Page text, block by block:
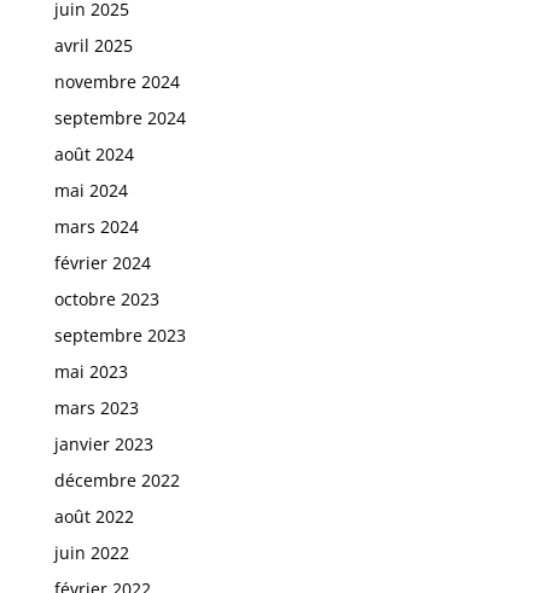
juin 2025
avril 2025
novembre 2024
septembre 2024
août 2024
mai 2024
mars 2024
février 2024
octobre 2023
septembre 2023
mai 2023
mars 2023
janvier 2023
décembre 2022
août 2022
juin 2022
février 2022